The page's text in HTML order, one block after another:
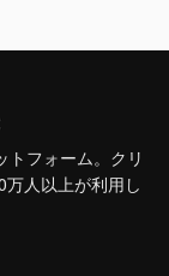
トフォーム。クリ
人以上が利用し